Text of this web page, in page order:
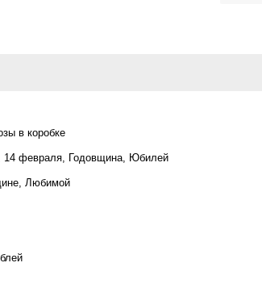
в коробке
14 февраля, Годовщина, Юбилей
, Любимой